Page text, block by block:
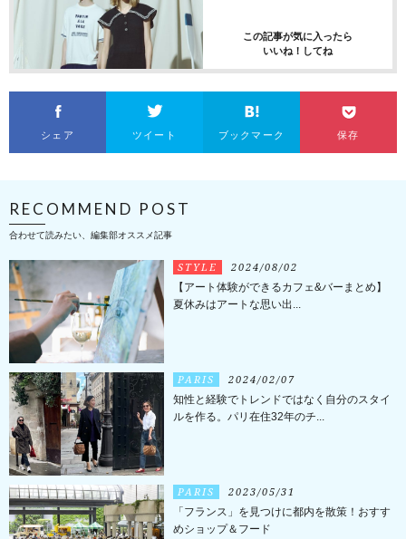
この記事が気に入ったら
いいね！してね
シェア ツイート ブックマーク 保存
RECOMMEND POST
合わせて読みたい、編集部オススメ記事
STYLE 2024/08/02
【アート体験ができるカフェ&バーまとめ】
夏休みはアートな思い出...
PARIS 2024/02/07
知性と経験でトレンドではなく自分のスタイ
ルを作る。パリ在住32年のチ...
PARIS 2023/05/31
「フランス」を見つけに都内を散策！おすす
めショップ＆フード